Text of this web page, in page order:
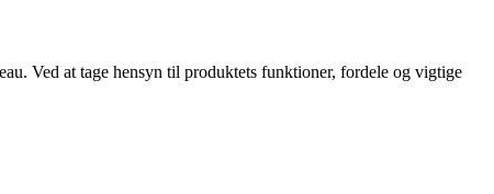
Ved at tage hensyn til produktets funktioner, fordele og vigtige